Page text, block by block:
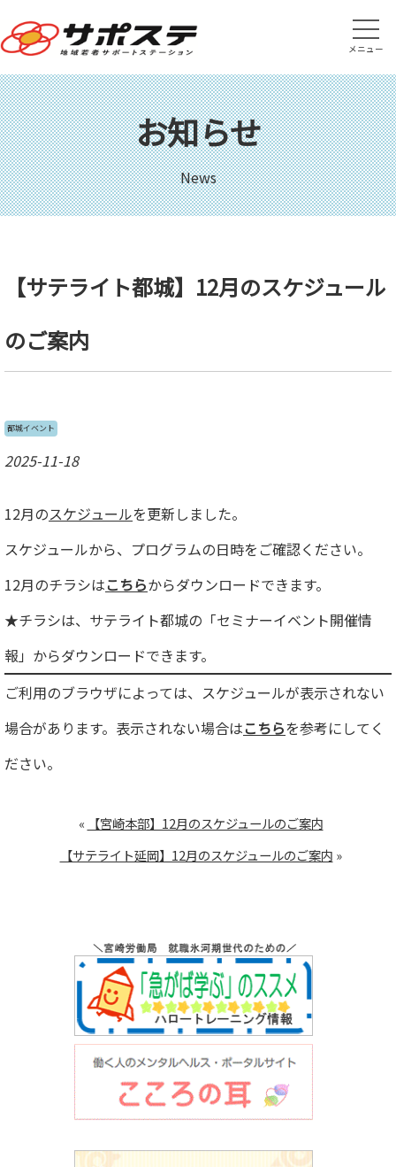
メニュー
お知らせ
News
【サテライト都城】12月のスケジュール
のご案内
都城イベント
2025-11-18
12月のスケジュールを更新しました。
スケジュールから、プログラムの日時をご確認ください。
12月のチラシはこちらからダウンロードできます。
★チラシは、サテライト都城の「セミナーイベント開催情
報」からダウンロードできます。
ご利用のブラウザによっては、スケジュールが表示されない
場合があります。表示されない場合はこちらを参考にしてく
ださい。
«
【宮崎本部】12月のスケジュールのご案内
【サテライト延岡】12月のスケジュールのご案内 »